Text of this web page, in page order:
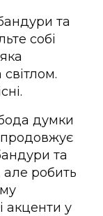
та
собі
думки
та
робить
акценти у